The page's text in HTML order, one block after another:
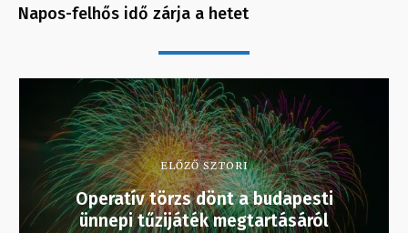
Napos-felhős idő zárja a hetet
ELŐZŐ SZTORI
Operatív törzs dönt a budapesti
ünnepi tűzijáték megtartásáról